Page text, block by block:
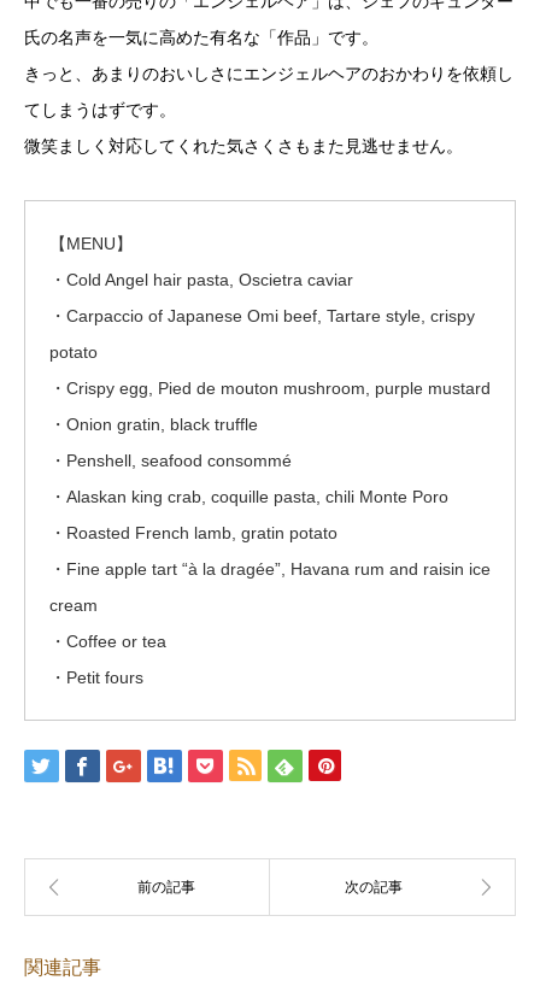
氏の名声を一気に高めた有名な「作品」です。
きっと、あまりのおいしさにエンジェルヘアのおかわりを依頼し
てしまうはずです。
微笑ましく対応してくれた気さくさもまた見逃せません。
【MENU】
・Cold Angel hair pasta, Oscietra caviar
・Carpaccio of Japanese Omi beef, Tartare style, crispy
potato
・Crispy egg, Pied de mouton mushroom, purple mustard
・Onion gratin, black truffle
・Penshell, seafood consommé
・Alaskan king crab, coquille pasta, chili Monte Poro
・Roasted French lamb, gratin potato
・Fine apple tart “à la dragée”, Havana rum and raisin ice
cream
・Coffee or tea
・Petit fours
関連記事